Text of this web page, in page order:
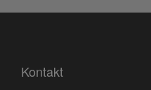
Kontakt